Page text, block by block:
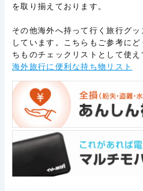
を取り揃えております。
その他海外へ持って行く旅行グ
しています。こちらもご参考に
ちものチェックリストとして使え
海外旅行に便利な持ち物リスト